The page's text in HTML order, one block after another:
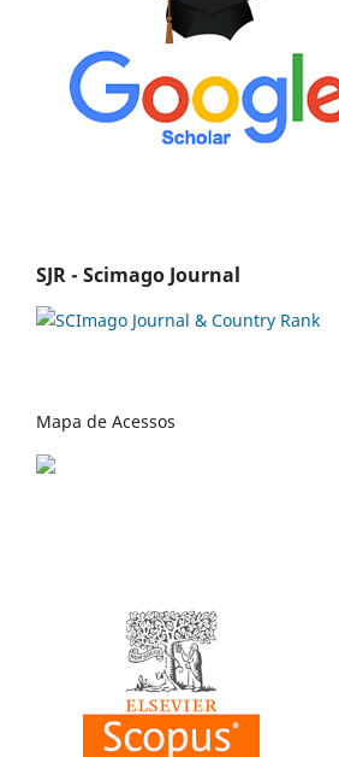
SJR - Scimago Journal
Mapa de Acessos